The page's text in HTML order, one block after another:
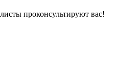
проконсультируют вас!